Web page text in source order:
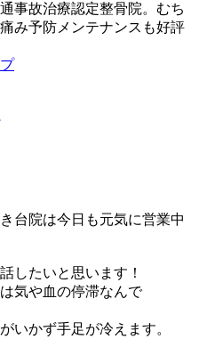
事故治療認定整骨院。むち
み予防メンテナンスも好評
台院は今日も元気に営業中
したいと思います！
気や血の停滞なんで
いかず手足が冷えます。